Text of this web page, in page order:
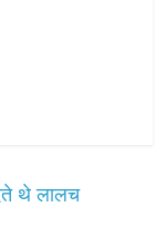
थे लालच